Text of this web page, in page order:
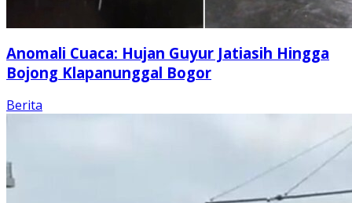
Anomali Cuaca: Hujan Guyur Jatiasih Hingga
Bojong Klapanunggal Bogor
Berita